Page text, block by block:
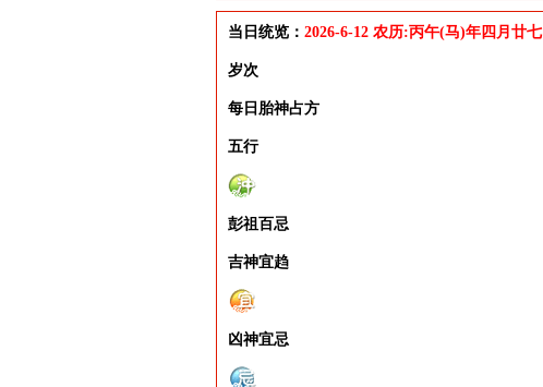
当日统览： 2026-6-12 农历:丙午(马)年四月廿七
岁次
每日胎神占方
五行
彭祖百忌
吉神宜趋
凶神宜忌